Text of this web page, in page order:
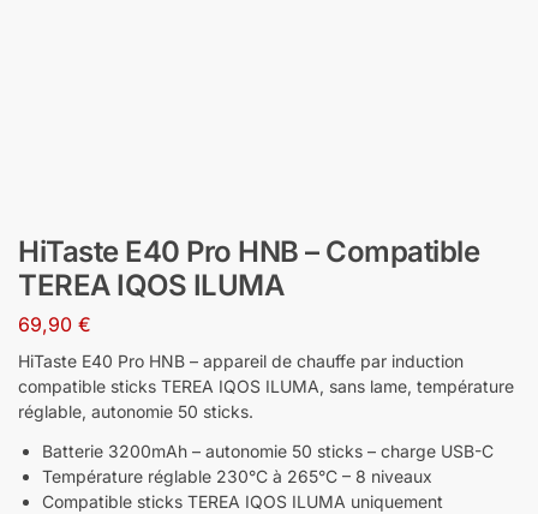
HiTaste E40 Pro HNB – Compatible
TEREA IQOS ILUMA
69,90 €
HiTaste E40 Pro HNB – appareil de chauffe par induction
compatible sticks TEREA IQOS ILUMA, sans lame, température
réglable, autonomie 50 sticks.
Batterie 3200mAh – autonomie 50 sticks – charge USB-C
Température réglable 230°C à 265°C – 8 niveaux
Compatible sticks TEREA IQOS ILUMA uniquement